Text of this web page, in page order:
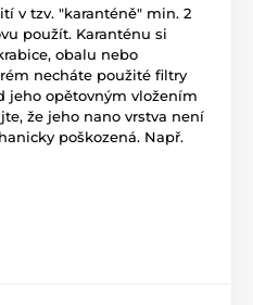
v tzv. "karanténě" min. 2
použít. Karanténu si
obalu nebo
necháte použité filtry
jeho opětovným vložením
že jeho nano vrstva není
poškozená. Např.